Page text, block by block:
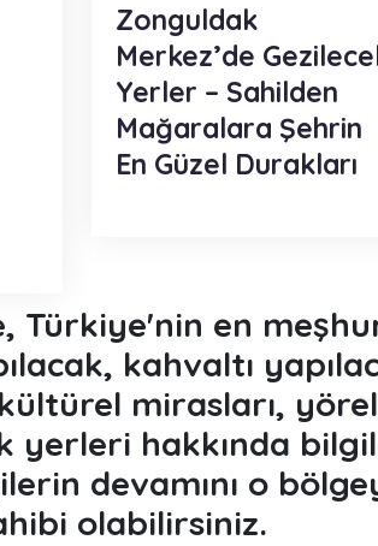
Zonguldak
Merkez’de
Yerler – Sahilden
Mağaralara Şehrin
En Güzel Durakları
Türkiye'nin en
kahvaltı
mirasları,
yerleri hakkında
devamını o
olabilirsiniz.